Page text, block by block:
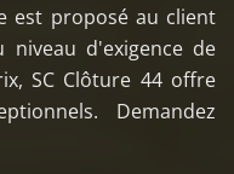
est proposé au client
d'exigence de
SC Clôture 44 offre
Demandez